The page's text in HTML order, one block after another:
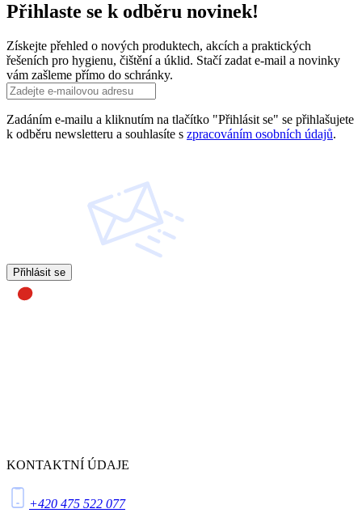
Přihlaste se k odběru novinek!
Získejte přehled o nových produktech, akcích a praktických
řešeních pro hygienu, čištění a úklid. Stačí zadat e-mail a novinky
vám zašleme přímo do schránky.
Zadáním e-mailu a kliknutím na tlačítko "Přihlásit se" se přihlašujete
k odběru newsletteru a souhlasíte s zpracováním osobních údajů.
Přihlásit se
KONTAKTNÍ ÚDAJE
+420 475 522 077